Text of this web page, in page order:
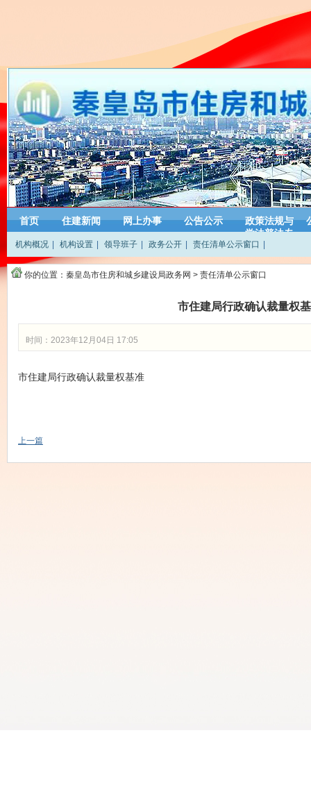
首页 住建新闻 网上办事 公告公示
政策法规与
学法普法专
栏
机构概况 机构设置 领导班子 政务公开 责任清单公示窗口
你的位置： 秦皇岛市住房和城乡建设局政务网 > 责任清单公示窗口
市住建局行政确认裁量权
时间：2023年12月04日 17:05
市住建局行政确认裁量权基准
上一篇